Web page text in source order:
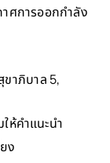
ศการออกกำลัง
ขาภิบาล 5,
ห้คำแนะนำ
ง